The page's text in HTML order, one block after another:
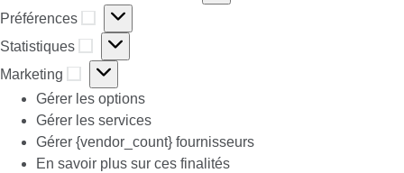
Préférences
Préférences
Statistiques Statistiques
Marketing
Marketing
Gérer les options
Gérer les services
Gérer {vendor_count} fournisseurs
En savoir plus sur ces finalités